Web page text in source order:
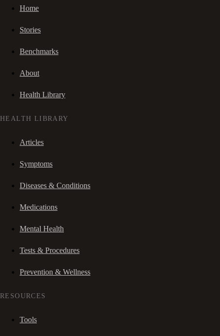
Home
Stories
Benchmarks
About
Health Library
HEALTH LIBRARY
Articles
Symptoms
Diseases & Conditions
Medications
Mental Health
Tests & Procedures
Prevention & Wellness
RESOURCES
Tools